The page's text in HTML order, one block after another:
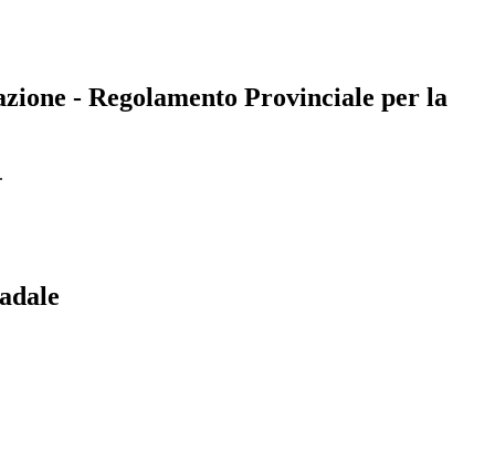
- Regolamento Provinciale per la